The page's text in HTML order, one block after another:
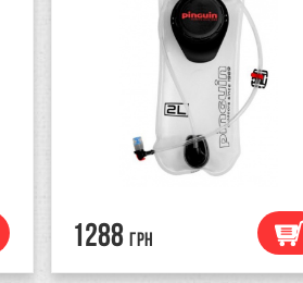
1288 грн